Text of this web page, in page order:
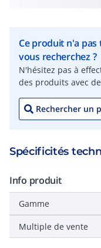
Ce produit n'a
vous recherchez ?
N'hésitez pas à
des produits avec
Rechercher un
Spécificités
Info produit
Gamme
Multiple de vente